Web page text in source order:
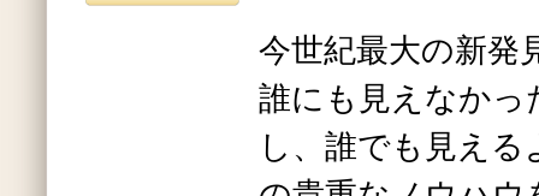
今世紀最大の新発
誰にも見えなかっ
し、誰でも見え